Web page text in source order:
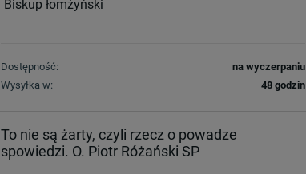
Biskup łomżyński
Dostępność:
na wyczerpaniu
Wysyłka w:
48 godzin
To nie są żarty, czyli rzecz o powadze
spowiedzi. O. Piotr Różański SP